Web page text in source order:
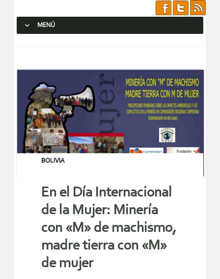
MENÚ
BOLIVIA
En el Día Internacional
de la Mujer: Minería
con «M» de machismo,
madre tierra con «M»
de mujer